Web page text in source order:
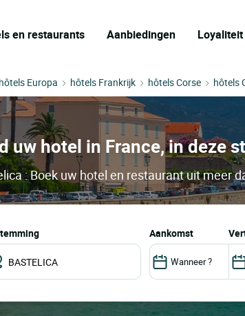
en restaurants Aanbiedingen Loyaliteit
hôtels Europa hôtels Frankrijk hôtels Corse hôtels
uw hotel in France, in deze
: Boek uw hotel en restaurant uit meer
aankomst